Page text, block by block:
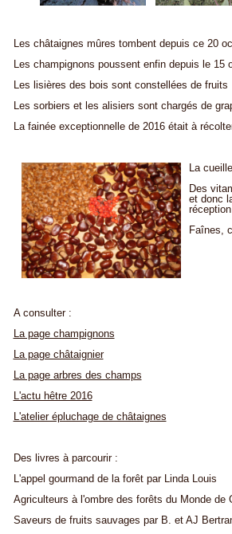
Les châtaignes mûres tombent depuis ce 20
Les champignons poussent enfin depuis le 15
Les lisières des bois sont constellées de
Les sorbiers et les alisiers sont chargés de
La fainée exceptionnelle de 2016 était à
La
Des
et donc
Faînes,
A consulter :
La page champignons
La page châtaignier
La page arbres des champs
L'actu hêtre 2016
L'atelier épluchage de châtaignes
Des livres à parcourir :
L'appel gourmand de la forêt par Linda Louis
Agriculteurs à l'ombre des forêts du Monde de
Saveurs de fruits sauvages par B. et AJ